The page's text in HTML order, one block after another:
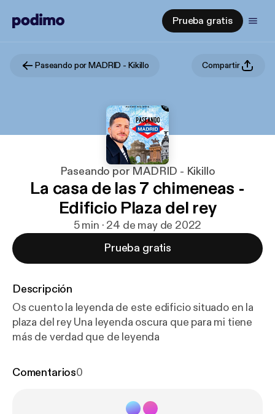
Prueba gratis
Paseando por MADRID - Kikillo Compartir
Paseando por MADRID - Kikillo
La casa de las 7 chimeneas -
Edificio Plaza del rey
5 min · 24 de may de 2022
Prueba gratis
Descripción
Os cuento la leyenda de este edificio situado en la
plaza del rey Una leyenda oscura que para mi tiene
más de verdad que de leyenda
Comentarios0